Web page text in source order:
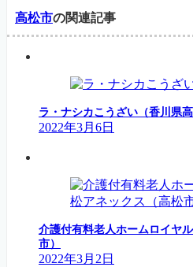
高松市の関連記事
ラ・ナシカこうざい（香川県高
2022年3月6日
介護付有料老人ホームロイヤ
市）
2022年3月2日